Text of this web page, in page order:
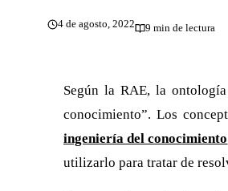
4 de agosto, 2022 9 min de lectura
Según la RAE, la
conocimiento”. Los
ingeniería del conocimiento
utilizarlo para tratar de